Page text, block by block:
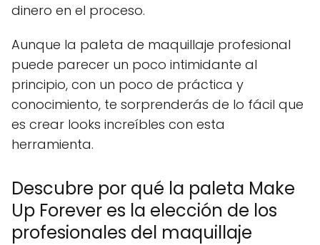
dinero en el proceso.
Aunque la paleta de maquillaje profesional
puede parecer un poco intimidante al
principio, con un poco de práctica y
conocimiento, te sorprenderás de lo fácil que
es crear looks increíbles con esta
herramienta.
Descubre por qué la paleta Make
Up Forever es la elección de los
profesionales del maquillaje